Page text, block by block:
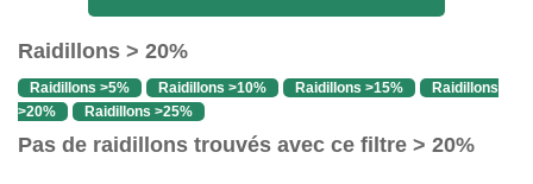
Raidillons > 20%
Raidillons >5% Raidillons >10% Raidillons >15%
Raidillons
>20%
Raidillons >25%
Pas de raidillons trouvés avec ce filtre > 20%